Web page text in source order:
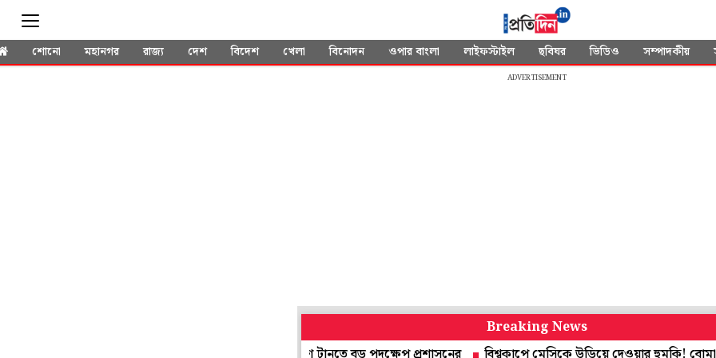
শোনো মহানগর রাজ্য দেশ বিদেশ খেলা বিনোদন ওপার বাংলা লাইফস্টাইল ছবিঘর ভিডিও সম্পাদকীয়
ADVERTISEMENT
Breaking News